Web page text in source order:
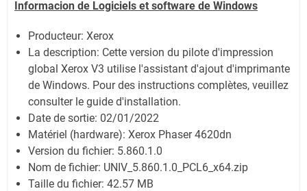
Informacion de Logiciels et software de Windows
Producteur: Xerox
La description: Cette version du pilote d'impression
global Xerox V3 utilise l'assistant d'ajout d'imprimante
de Windows. Pour des instructions complètes, veuillez
consulter le guide d'installation.
Date de sortie: 02/01/2022
Matériel (hardware): Xerox Phaser 4620dn
Version du fichier: 5.860.1.0
Nom de fichier: UNIV_5.860.1.0_PCL6_x64.zip
Taille du fichier: 42.57 MB